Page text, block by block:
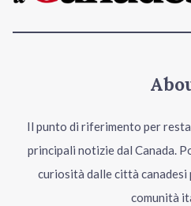
Il punto di riferimento per
principali notizie dal Canada.
curiosità dalle città canadesi
comunità